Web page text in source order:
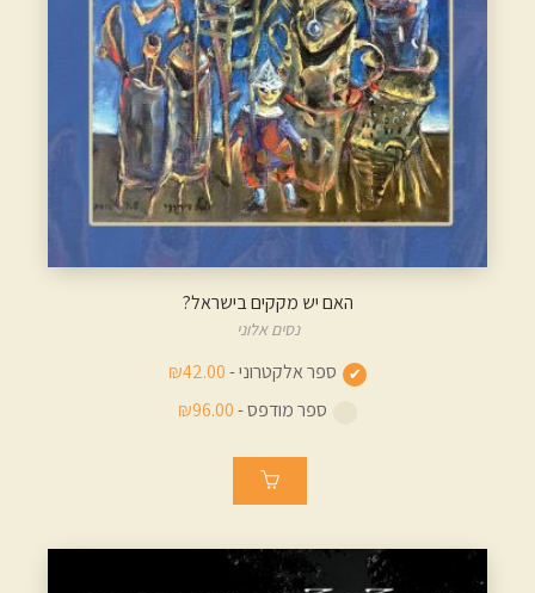
האם יש מקקים בישראל?
נסים אלוני
ספר אלקטרוני -₪42.00
ספר מודפס -₪96.00